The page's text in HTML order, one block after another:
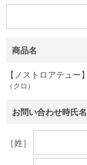
商品名
【ノストロアテュ
（クロ）
お問い合わせ時氏名
［姓］